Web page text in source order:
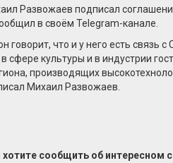
Развожаев подписал
в своём Telegram-канале.
что и у него есть
культуры и в индустрии
производящих
Михаил Развожаев.
сообщить об интересном